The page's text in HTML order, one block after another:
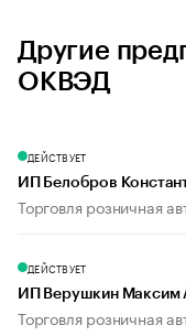
Другие
ОКВЭД
ДЕЙСТВУЕТ
ИП Белобров
Торговля розничная
ДЕЙСТВУЕТ
ИП Верушкин Максим
Торговля розничная